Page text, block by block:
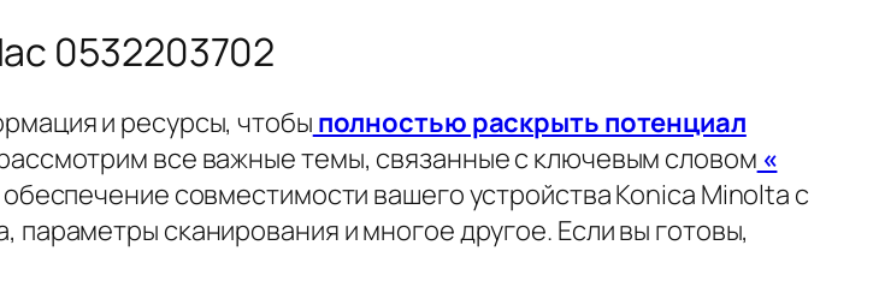
0532203702
и ресурсы, чтобы полностью раскрыть потенциал
все важные темы, связанные с ключевым словом «
совместимости вашего устройства Konica Minolta с
сканирования и многое другое. Если вы готовы,